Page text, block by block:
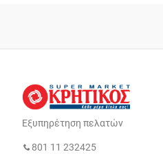
Εξυπηρέτηση πελατών
801 11 232425